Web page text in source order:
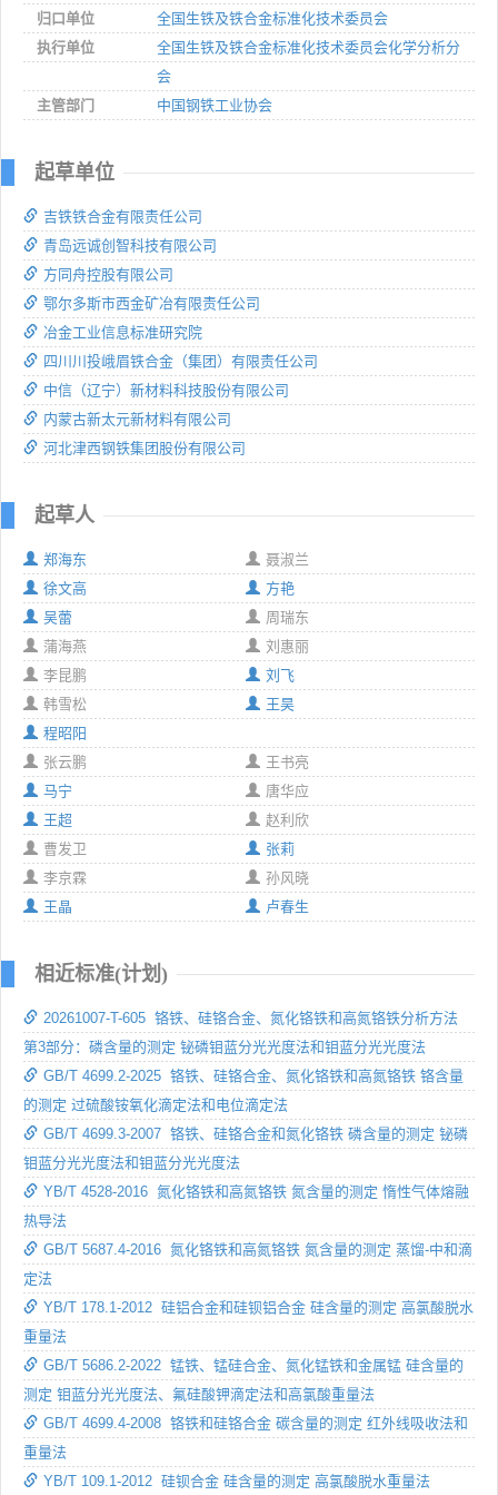
归口单位
全国生铁及铁合金标准化技术委员会
执行单位
全国生铁及铁合金标准化技术委员会化学分析分
会
主管部门
中国钢铁工业协会
起草单位
吉铁铁合金有限责任公司
青岛远诚创智科技有限公司
方同舟控股有限公司
鄂尔多斯市西金矿冶有限责任公司
冶金工业信息标准研究院
四川川投峨眉铁合金（集团）有限责任公司
中信（辽宁）新材料科技股份有限公司
内蒙古新太元新材料有限公司
河北津西钢铁集团股份有限公司
起草人
郑海东
聂淑兰
徐文高
方艳
吴蕾
周瑞东
蒲海燕
刘惠丽
李昆鹏
刘飞
韩雪松
王昊
程昭阳
张云鹏
王书亮
马宁
唐华应
王超
赵利欣
曹发卫
张莉
李京霖
孙风晓
王晶
卢春生
相近标准(计划)
20261007-T-605 铬铁、硅铬合金、氮化铬铁和高氮铬铁分析方法
第3部分：磷含量的测定 铋磷钼蓝分光光度法和钼蓝分光光度法
GB/T 4699.2-2025 铬铁、硅铬合金、氮化铬铁和高氮铬铁 铬含量
的测定 过硫酸铵氧化滴定法和电位滴定法
GB/T 4699.3-2007 铬铁、硅铬合金和氮化铬铁 磷含量的测定 铋磷
钼蓝分光光度法和钼蓝分光光度法
YB/T 4528-2016 氮化铬铁和高氮铬铁 氮含量的测定 惰性气体熔融
热导法
GB/T 5687.4-2016 氮化铬铁和高氮铬铁 氮含量的测定 蒸馏-中和滴
定法
YB/T 178.1-2012 硅铝合金和硅钡铝合金 硅含量的测定 高氯酸脱水
重量法
GB/T 5686.2-2022 锰铁、锰硅合金、氮化锰铁和金属锰 硅含量的
测定 钼蓝分光光度法、氟硅酸钾滴定法和高氯酸重量法
GB/T 4699.4-2008 铬铁和硅铬合金 碳含量的测定 红外线吸收法和
重量法
YB/T 109.1-2012 硅钡合金 硅含量的测定 高氯酸脱水重量法